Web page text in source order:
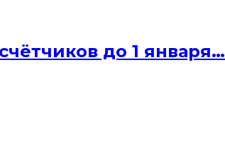
до 1 января…